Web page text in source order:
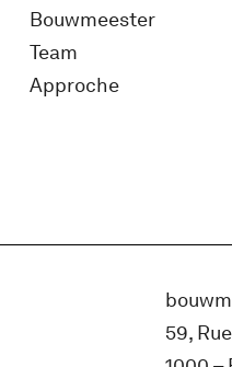
Bouwmeester
Team
Approche
59,